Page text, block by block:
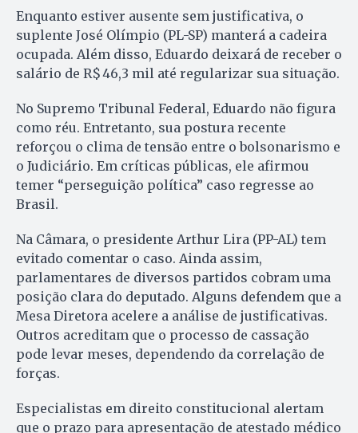
Enquanto estiver ausente sem justificativa, o
suplente José Olímpio (PL-SP) manterá a cadeira
ocupada. Além disso, Eduardo deixará de receber o
salário de R$ 46,3 mil até regularizar sua situação.
No Supremo Tribunal Federal, Eduardo não figura
como réu. Entretanto, sua postura recente
reforçou o clima de tensão entre o bolsonarismo e
o Judiciário. Em críticas públicas, ele afirmou
temer “perseguição política” caso regresse ao
Brasil.
Na Câmara, o presidente Arthur Lira (PP-AL) tem
evitado comentar o caso. Ainda assim,
parlamentares de diversos partidos cobram uma
posição clara do deputado. Alguns defendem que a
Mesa Diretora acelere a análise de justificativas.
Outros acreditam que o processo de cassação
pode levar meses, dependendo da correlação de
forças.
Especialistas em direito constitucional alertam
que o prazo para apresentação de atestado médico